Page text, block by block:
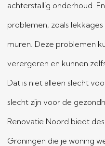
achterstallig onderhoud.
problemen, zoals
muren. Deze problemen
verergeren en kunnen
Dat is niet alleen slecht
slecht zijn voor de
Renovatie Noord biedt
Groningen die je woning